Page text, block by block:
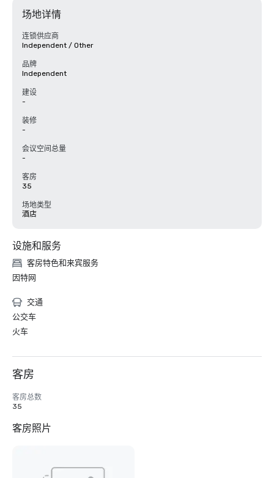
场地详情
连锁供应商
Independent / Other
品牌
Independent
建设
-
装修
-
会议空间总量
-
客房
35
场地类型
酒店
设施和服务
客房特色和来宾服务
因特网
交通
公交车
火车
客房
客房总数
35
客房照片